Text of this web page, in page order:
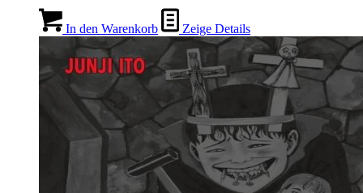
In den Warenkorb Zeige Details